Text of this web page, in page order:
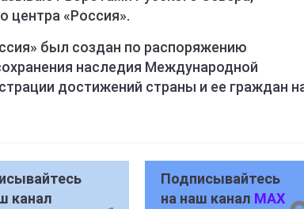
центра «Россия».
был создан по распоряжению
наследия Международной
достижений страны и ее граждан
канал
Подписывайтесь
на наш канал MAX